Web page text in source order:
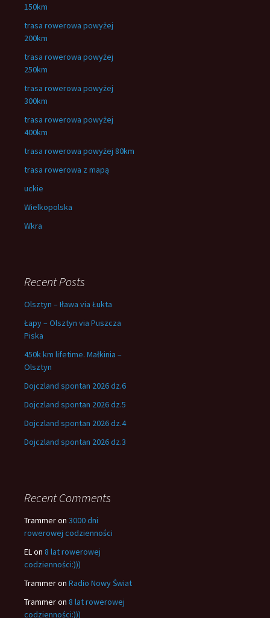
150km
trasa rowerowa powyżej
200km
trasa rowerowa powyżej
250km
trasa rowerowa powyżej
300km
trasa rowerowa powyżej
400km
trasa rowerowa powyżej 80km
trasa rowerowa z mapą
uckie
Wielkopolska
Wkra
Recent Posts
Olsztyn – Iława via Łukta
Łapy – Olsztyn via Puszcza
Piska
450k km lifetime. Małkinia –
Olsztyn
Dojczland spontan 2026 dz.6
Dojczland spontan 2026 dz.5
Dojczland spontan 2026 dz.4
Dojczland spontan 2026 dz.3
Recent Comments
Trammeron 3000 dni
rowerowej codzienności
ELon 8 lat rowerowej
codzienności:)))
Trammeron Radio Nowy Świat
Trammeron 8 lat rowerowej
codzienności:)))